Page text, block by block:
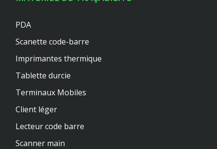
PDA
Scanette code-barre
Imprimantes thermique
Tablette durcie
Terminaux Mobiles
Client léger
Lecteur code barre
Scanner main